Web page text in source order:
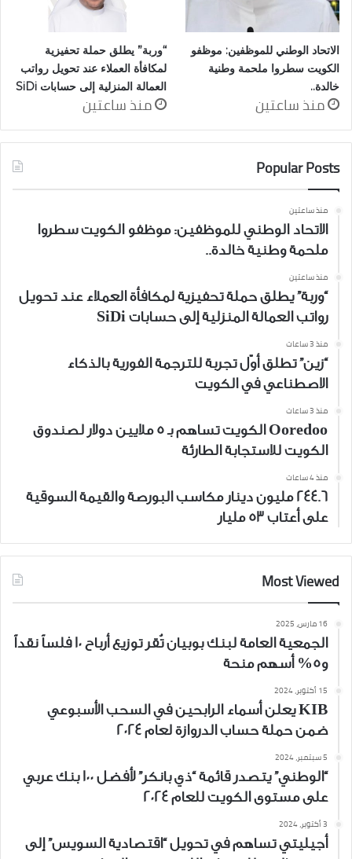
الاتحاد الوطني للموظفين: موظفو
الكويت سطروا ملحمة وطنية
خالدة..
منذ ساعتين
“وربة” يطلق حملة تحفيزية
لمكافأة العملاء عند تحويل رواتب
العمالة المنزلية إلى حسابات SiDi
منذ ساعتين
Popular Posts
منذ ساعتين
الاتحاد الوطني للموظفين: موظفو الكويت سطروا
ملحمة وطنية خالدة..
منذ ساعتين
“وربة” يطلق حملة تحفيزية لمكافأة العملاء عند تحويل
رواتب العمالة المنزلية إلى حسابات SiDi
منذ 3 ساعات
“زين” تطلق أوّل تجربة للترجمة الفورية بالذكاء
الاصطناعي في الكويت
منذ 3 ساعات
Ooredoo الكويت تساهم بـ 5 ملايين دولار لصندوق
الكويت للاستجابة الطارئة
منذ 4 ساعات
244.6 مليون دينار مكاسب البورصة والقيمة السوقية
على أعتاب 53 مليار
Most Viewed
16 مارس، 2025
الجمعية العامة لبنك بوبيان تُقر توزيع أرباح 10 فلساً نقداً
و5% أسهم منحة
15 أكتوبر، 2024
KIB يعلن أسماء الرابحين في السحب الأسبوعي
ضمن حملة حساب الدروازة لعام 2024
5 سبتمبر، 2024
“الوطني” يتصدر قائمة “ذي بانكر” لأفضل 100 بنك عربي
على مستوى الكويت للعام 2024
3 أكتوبر، 2024
أجيليتي تساهم في تحويل “اقتصادية السويس” إلى